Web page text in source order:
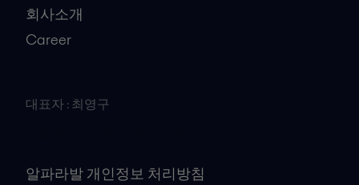
회사소개
Career
대표자 : 최영구
알파라발 개인정보 처리방침